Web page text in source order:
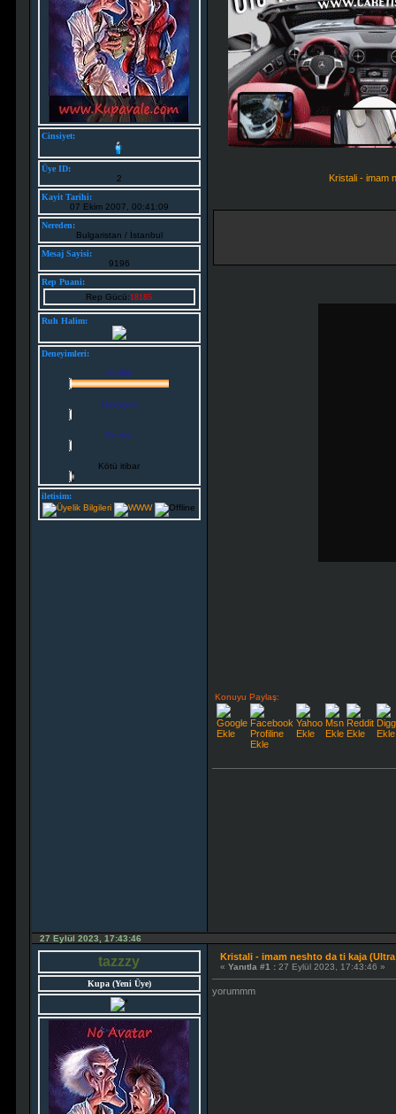
Cinsiyet:
Üye ID:
2
Kayit Tarihi:
07 Ekim 2007, 00:41:09
Nereden:
Bulgaristan / İstanbul
Mesaj Sayisi:
9196
Rep Puani:
Rep Gücü:18185
Ruh Halim:
Deneyimleri:
Aktiflik
Deneyim
Seviye
Kötü itibar
iletisim:
Kristali - imam
Konuyu Paylaş:
27 Eylül 2023, 17:43:46
tazzzy
Kupa (Yeni Üye)
Kristali - imam neshto da ti kaja (Ultra
« Yanıtla #1 :27 Eylül 2023, 17:43:46 »
yorummm